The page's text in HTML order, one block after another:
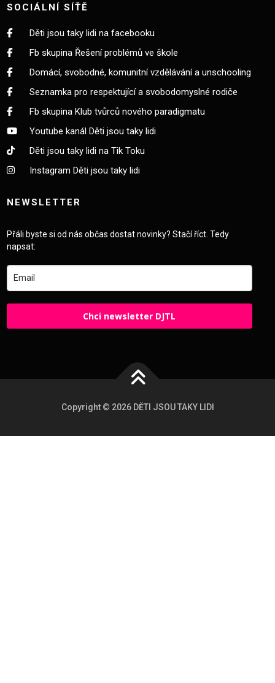
SOCIÁLNÍ SÍŤĚ
Děti jsou taky lidi na facebooku
Fb skupina Řešení problémů ve škole
Domácí, svobodné, komunitní vzdělávání a unschooling
Seznamka pro respektující a svobodomyslné rodiče
Fb skupina Klub tvůrců nového paradigmatu
Youtube kanál Děti jsou taky lidi
Děti jsou taky lidi na Tik Toku
Instagram Děti jsou taky lidi
NEWSLETTER
Přáli byste si od nás občas dostat novinky? Stačí říct. Tedy
napsat:
Chci newsletter DJTL
Copyright © 2026 DĚTI JSOU TAKY LIDI